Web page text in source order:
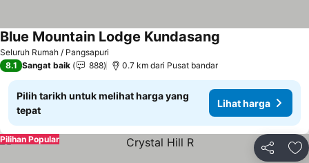
Seluruh Rumah / Pangsapuri
Blue Mountain Lodge Kundasang
8.1 Sangat baik 888 0.7 km dari Pusat bandar
Pilih tarikh untuk melihat harga yang
tepat
Lihat harga
Kongsi
Pilihan Popular